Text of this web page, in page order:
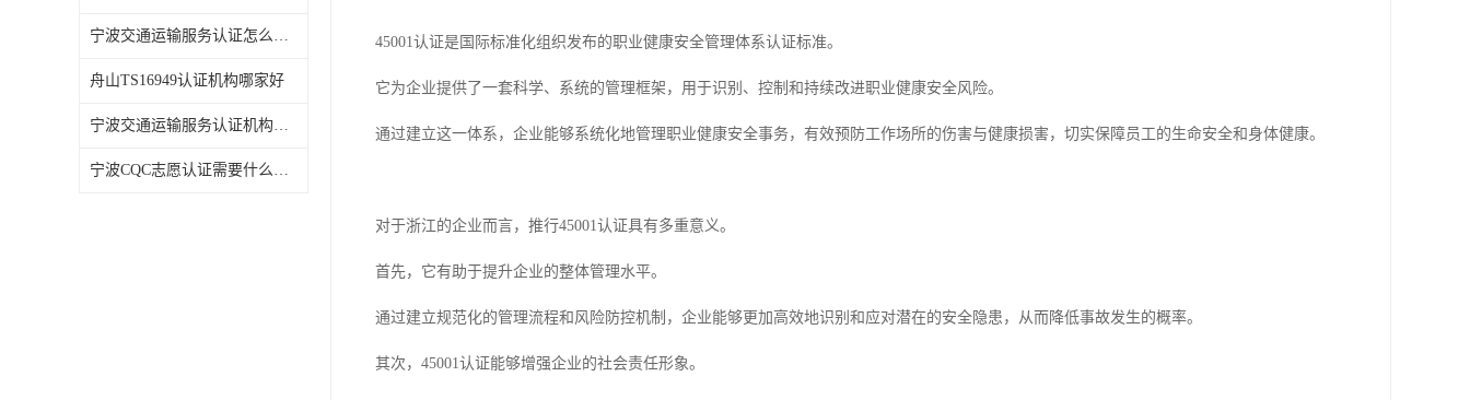
宁波交通运输服务认证怎么办理
舟山TS16949认证机构哪家好
宁波交通运输服务认证机构哪家好
宁波CQC志愿认证需要什么资料
45001认证是国际标准化组织发布的职业健康安全管理体系认证标准。
它为企业提供了一套科学、系统的管理框架，用于识别、控制和持续改进职业健康安全风险。
通过建立这一体系，企业能够系统化地管理职业健康安全事务，有效预防工作场所的伤害与健康损害，切实保障员工的生命安全和身体健康。
对于浙江的企业而言，推行45001认证具有多重意义。
首先，它有助于提升企业的整体管理水平。
通过建立规范化的管理流程和风险防控机制，企业能够更加高效地识别和应对潜在的安全隐患，从而降低事故发生的概率。
其次，45001认证能够增强企业的社会责任形象。